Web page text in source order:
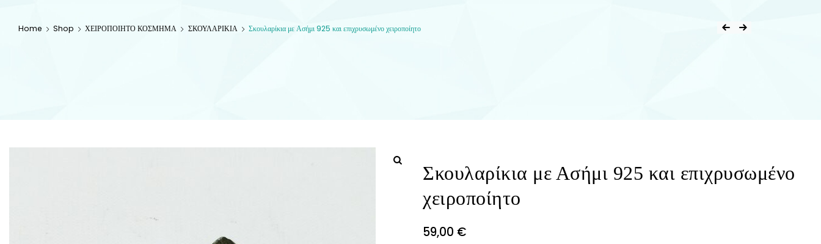
Home Shop ΧΕΙΡΟΠΟΙΗΤΟ ΚΟΣΜΗΜΑ ΣΚΟΥΛΑΡΙΚΙΑ Σκουλαρίκια με Ασήμι 925 και επιχρυσωμένο χειροποίητο
Σκουλαρίκια με Ασήμι 925 και επιχρυσωμένο
χειροποίητο
59,00 €